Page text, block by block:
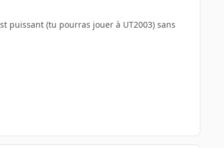
puissant (tu pourras jouer à UT2003) sans